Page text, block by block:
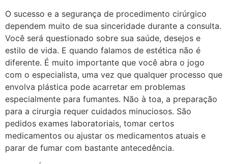
O sucesso e a segurança de procedimento cirúrgico
dependem muito de sua sinceridade durante a consulta.
Você será questionado sobre sua saúde, desejos e
estilo de vida. E quando falamos de estética não é
diferente. É muito importante que você abra o jogo
com o especialista, uma vez que qualquer processo que
envolva plástica pode acarretar em problemas
especialmente para fumantes. Não à toa, a preparação
para a cirurgia requer cuidados minuciosos. São
pedidos exames laboratoriais, tomar certos
medicamentos ou ajustar os medicamentos atuais e
parar de fumar com bastante antecedência.